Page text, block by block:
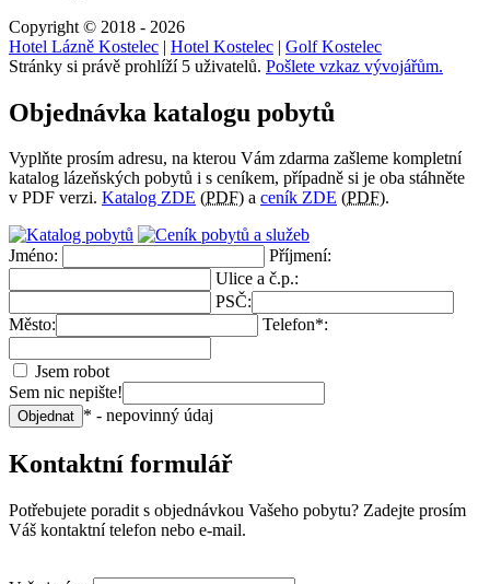
Copyright © 2018 - 2026
Hotel Lázně Kostelec | Hotel Kostelec | Golf Kostelec
Stránky si právě prohlíží 5 uživatelů. Pošlete vzkaz vývojářům.
Objednávka katalogu pobytů
Vyplňte prosím adresu, na kterou Vám zdarma zašleme kompletní
katalog lázeňských pobytů i s ceníkem, případně si je oba stáhněte
v PDF verzi. Katalog ZDE (PDF) a ceník ZDE (PDF).
Jméno:
Příjmení:
Ulice a č.p.:
PSČ:
Město:
Telefon*:
Jsem robot
Sem nic nepište!
Objednat * - nepovinný údaj
Kontaktní formulář
Potřebujete poradit s objednávkou Vašeho pobytu? Zadejte prosím
Váš kontaktní telefon nebo e-mail.